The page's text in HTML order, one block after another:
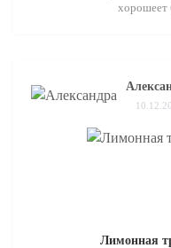
хорошеет
Лимонная